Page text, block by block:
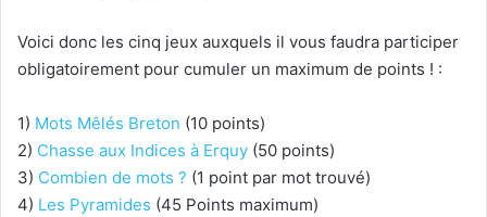
Voici donc les cinq jeux auxquels il vous faudra participer
obligatoirement pour cumuler un maximum de points ! :
1) Mots Mêlés Breton (10 points)
2) Chasse aux Indices à Erquy (50 points)
3) Combien de mots ? (1 point par mot trouvé)
4) Les Pyramides (45 Points maximum)